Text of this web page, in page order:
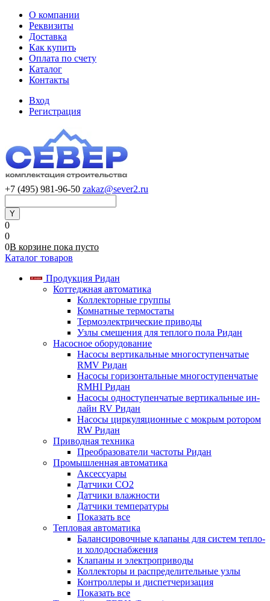
О компании
Реквизиты
Доставка
Как купить
Оплата по счету
Каталог
Контакты
Вход
Регистрация
+7 (495) 981-96-50 zakaz@sever2.ru
0
0
0В корзине пока пусто
Каталог товаров
Продукция Ридан
Коттеджная автоматика
Коллекторные группы
Комнатные термостаты
Термоэлектрические приводы
Узлы смешения для теплого пола Ридан
Насосное оборудование
Насосы вертикальные многоступенчатые
RMV Ридан
Насосы горизонтальные многоступенчатые
RMHI Ридан
Насосы одноступенчатые вертикальные ин-
лайн RV Ридан
Насосы циркуляционные с мокрым ротором
RW Ридан
Приводная техника
Преобразователи частоты Ридан
Промышленная автоматика
Аксессуары
Датчики CO2
Датчики влажности
Датчики температуры
Показать все
Тепловая автоматика
Балансировочные клапаны для систем тепло-
и холодоснабжения
Клапаны и электроприводы
Коллекторы и распределительные узлы
Контроллеры и диспетчеризация
Показать все